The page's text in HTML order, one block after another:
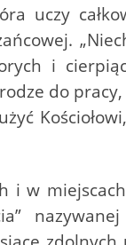
uczy
i
do pracy,
i w